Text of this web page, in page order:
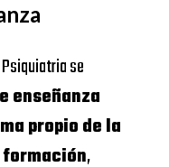
se
enseñanza
propio de la
formación,